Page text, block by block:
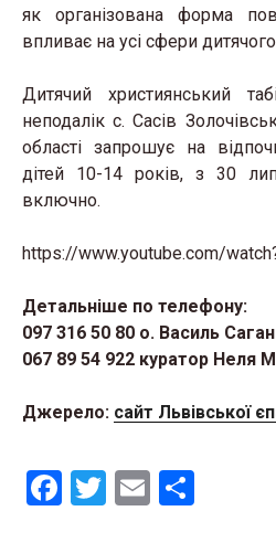
як організована форма
впливає на усі сфери
Дитячий християнський
неподалік с. Сасів
області запрошує на
дітей 10-14 років, з 30
включно.
https://www.youtube.com/
Детальніше по телефону:
097 316 50 80 о. Василь Саган
067 89 54 922 куратор Неля
Джерело: сайт Львівської
F
T
E